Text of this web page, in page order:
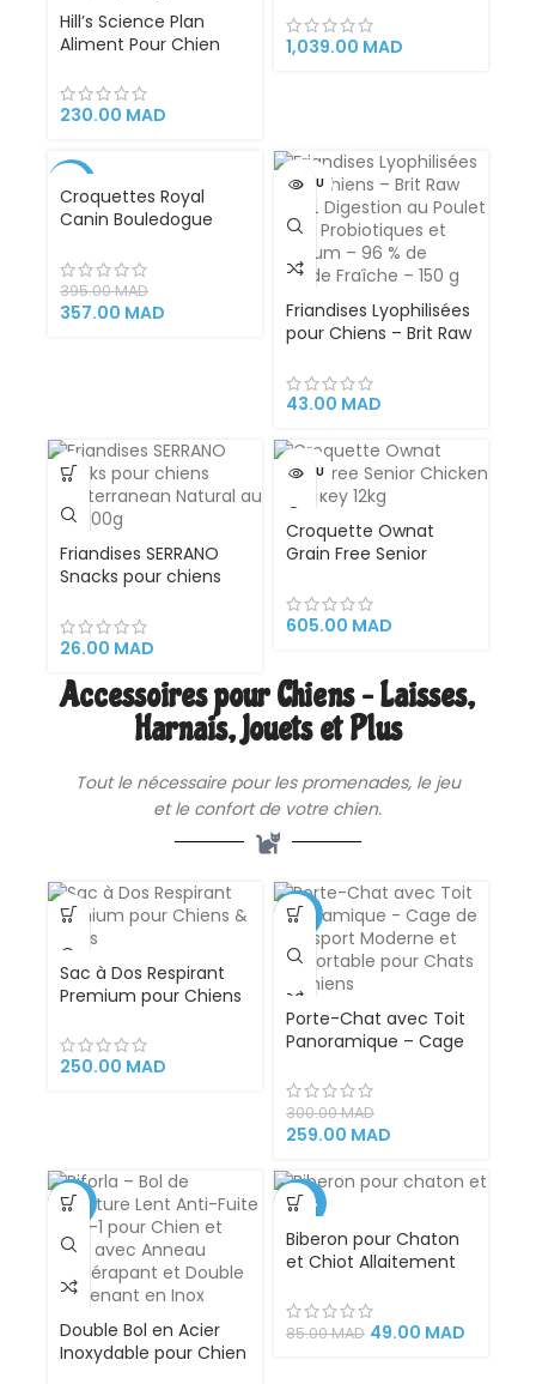
Hill’s Science Plan
Aliment Pour Chien
– Petite Race (1.5kg)
230.00 MAD
Taille Medium Et
Grande Sensitive
1,039.00 MAD
VENDU
Croquettes Royal
Canin Bouledogue
Adulte 3 Kg
395.00MAD
357.00 MAD
VENDU
Friandises Lyophilisées
pour Chiens – Brit Raw
Poulet avec
Probiotiques et
Viande Fraîche – 150 g
43.00 MAD
Friandises SERRANO
Snacks pour chiens
au Foie 100g
26.00 MAD
VENDU
Croquette Ownat
Grain Free Senior
– Sans Céréales au
Poulet et Dinde
605.00 MAD
Accessoires pour Chiens – Laisses,
Harnais, Jouets et Plus
Tout le nécessaire pour les promenades, le jeu
et le confort de votre chien.
Sac à Dos Respirant
Premium pour Chiens
250.00 MAD
-14%
Porte-Chat avec Toit
Panoramique – Cage
et Confortable pour
Chats et Chiens
300.00MAD
259.00 MAD
-14%
Double Bol en Acier
Inoxydable pour Chien
-42%
Biberon pour Chaton
et Chiot Allaitement
alimentation animaux
85.00MAD 49.00 MAD